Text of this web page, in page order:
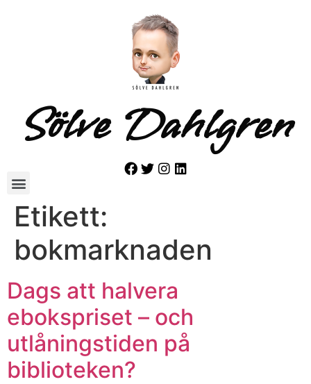
Sölve Dahlgren
Etikett:
bokmarknaden
Dags att halvera
ebokspriset – och
utlåningstiden på
biblioteken?